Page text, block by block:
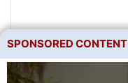
SPONSORED CONTENT